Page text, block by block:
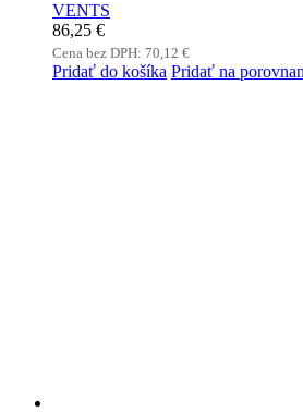
VENTS
86,25 €
Cena bez DPH: 70,12 €
Pridať do košíka Pridať na